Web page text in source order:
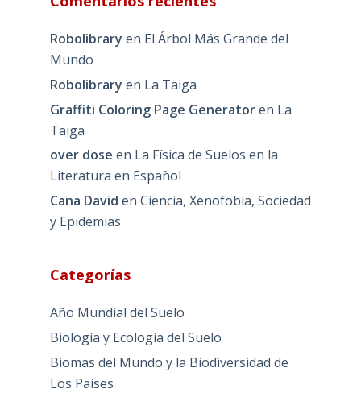
Robolibrary en El Árbol Más Grande del
Mundo
Robolibrary en La Taiga
Graffiti Coloring Page Generatoren La
Taiga
over dose en La Física de Suelos en la
Literatura en Español
Cana David en Ciencia, Xenofobia, Sociedad
y Epidemias
Categorías
Año Mundial del Suelo
Biología y Ecología del Suelo
Biomas del Mundo y la Biodiversidad de
Los Países